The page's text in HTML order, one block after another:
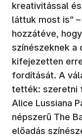
kreativitással
láttuk most is”
hozzátéve,
színészeknek a
kifejezetten
fordítását. A
tették: szeretni
Alice Lussiana
népszerű The
előadás